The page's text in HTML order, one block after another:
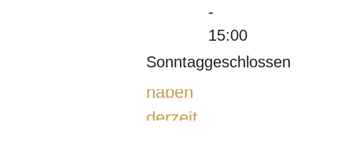
-
15:00
Sonntaggeschlossen
Wir
haben
derzeit